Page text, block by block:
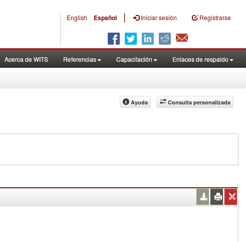
English Español | Iniciar sesión Registrarse
Acerca de WITS Referencias Capacitación Enlaces de respaldo
Consulta personalizada
Ayuda